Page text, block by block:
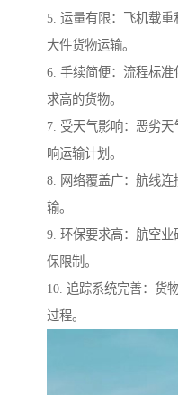
5. 运量有限：飞机载
大件货物运输。
6. 手续简便：流程标
求高的货物。
7. 受天气影响：恶劣
响运输计划。
8. 网络覆盖广：航线
输。
9. 环保要求高：航空
保限制。
10. 追踪系统完善：货
过程。